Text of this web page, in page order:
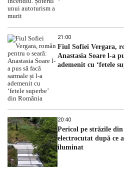
21:00
Fiul Sofiei Vergara,
Anastasia Soare l-a
ademenit cu ‘fetele
20:40
Pericol pe străzile
electrocutat după ce
iluminat